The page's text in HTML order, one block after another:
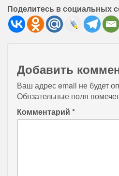
Поделитесь в социальных
Добавить
Ваш адрес email не будет
Обязательные поля
Комментарий *